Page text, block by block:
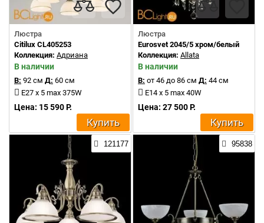
Люстра
Citilux CL405253
Коллекция: Адриана
В наличии
В: 92 см Д: 60 см
E27 x 5 max 375W
Цена: 15 590 Р.
Купить
Люстра
Eurosvet 2045/5 хром/белый
Коллекция: Allata
В наличии
В: от 46 до 86 см Д: 44 см
E14 x 5 max 40W
Цена: 27 500 Р.
Купить
121177 95838